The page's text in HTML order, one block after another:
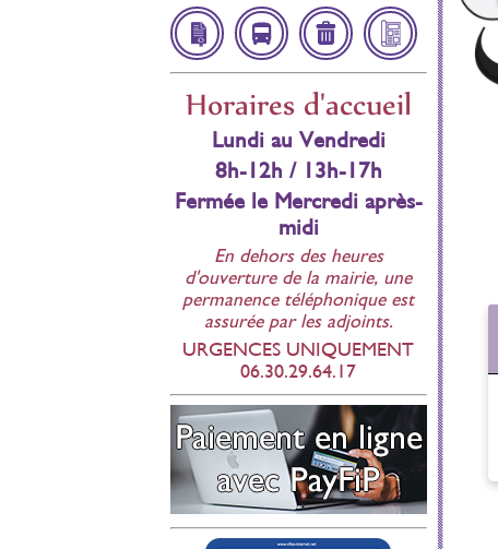
Démarches
Administratives
Infos
Utiles
Inscription
Scolaire
Contact
Affichage
réglementaire
NavetteDéchetteries
Bulletin
Municipal
Horaires d'accueil
Lundi au Vendredi
8h-12h / 13h-17h
Fermée le Mercredi après-
midi
En dehors des heures
d'ouverture de la mairie, une
permanence téléphonique est
assurée par les adjoints.
URGENCES UNIQUEMENT
06.30.29.64.17